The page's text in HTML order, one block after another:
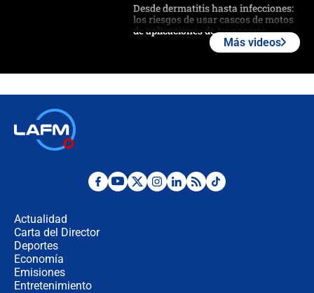
Desde dermatitis hasta infecciones:
los riesgos de usar cascos de motos
de aplicaciones de transporte
celular? Requisitos, pasos y
Posesión de Abelardo De La Espriella
Más videos
Actualidad
Carta del Director
Deportes
Economía
Emisiones
Entretenimiento